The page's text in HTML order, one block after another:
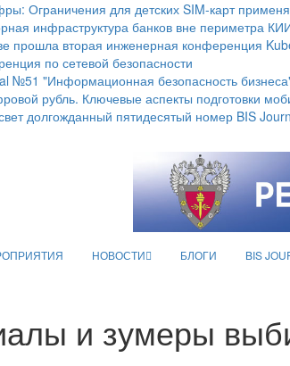
Ограничения для детских SIM-карт
инфраструктура банков вне периметра
прошла вторая инженерная конференция
по сетевой безопасности
№51 "Информационная безопасность
рубль. Ключевые аспекты подготовки
долгожданный пятидесятый номер BIS
НОВОСТИ БЛОГИ BIS
и зумеры